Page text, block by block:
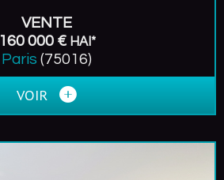
VENTE
160 000 € HAI*
Paris (75016)
VOIR